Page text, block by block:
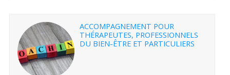
ACCOMPAGNEMENT POUR
THÉRAPEUTES, PROFESSIONNELS
DU BIEN-ÊTRE ET PARTICULIERS